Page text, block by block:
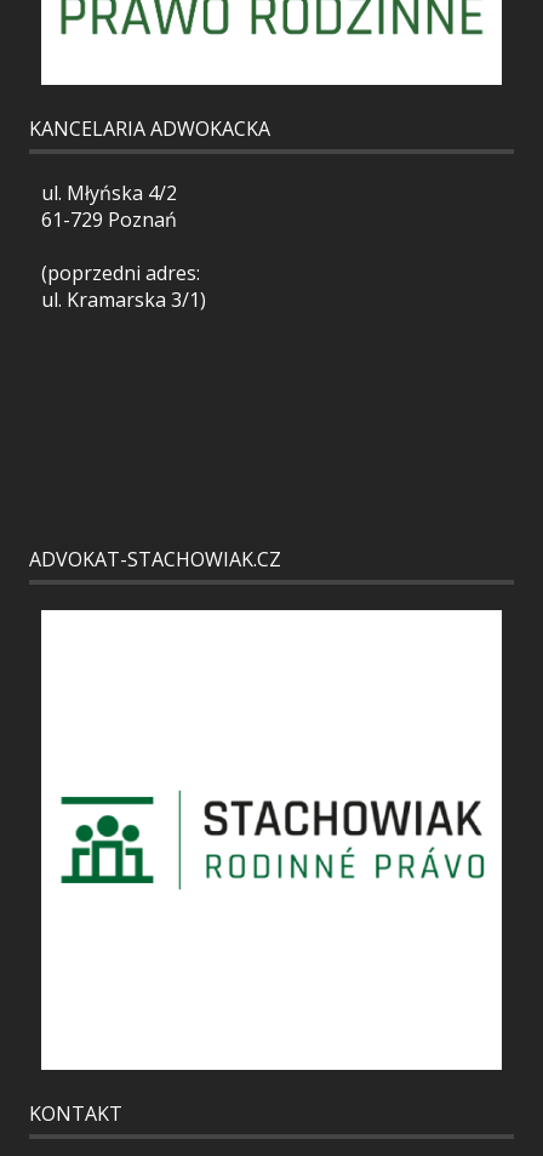
KANCELARIA ADWOKACKA
ul. Młyńska 4/2
61-729 Poznań
(poprzedni adres:
ul. Kramarska 3/1)
ADVOKAT-STACHOWIAK.CZ
KONTAKT